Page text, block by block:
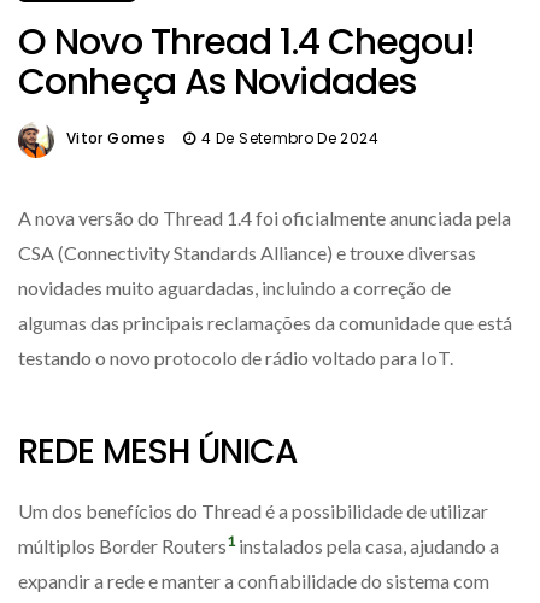
O Novo Thread 1.4 Chegou!
Conheça As Novidades
Vitor Gomes 4 De Setembro De 2024
A nova versão do Thread 1.4 foi oficialmente anunciada pela
CSA (Connectivity Standards Alliance) e trouxe diversas
novidades muito aguardadas, incluindo a correção de
algumas das principais reclamações da comunidade que está
testando o novo protocolo de rádio voltado para IoT.
REDE MESH ÚNICA
Um dos benefícios do Thread é a possibilidade de utilizar
múltiplos Border Routers1instalados pela casa, ajudando a
expandir a rede e manter a confiabilidade do sistema com